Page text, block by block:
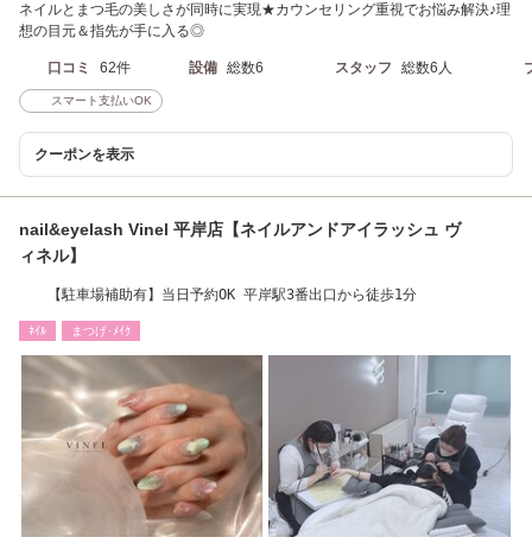
ネイルとまつ毛の美しさが同時に実現★カウンセリング重視でお悩み解決♪理
想の目元＆指先が手に入る◎
口コミ 62件 設備 総数6 スタッフ 総数6人
スマート支払いOK
クーポンを表示
nail&eyelash Vinel 平岸店【ネイルアンドアイラッシュ ヴ
ィネル】
【駐車場補助有】当日予約OK 平岸駅3番出口から徒歩1分
ﾈｲﾙ まつげ･ﾒｲｸ